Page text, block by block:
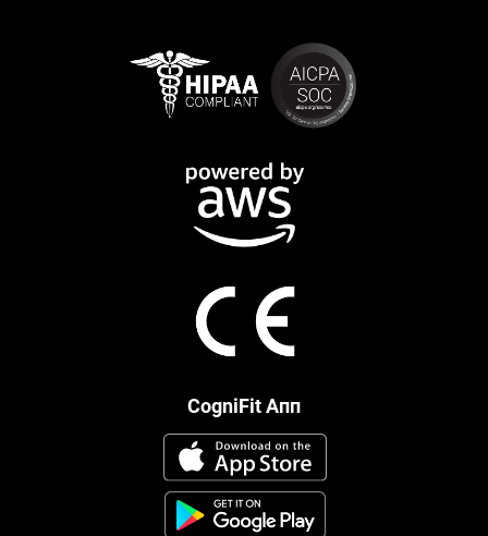
CogniFit Апп